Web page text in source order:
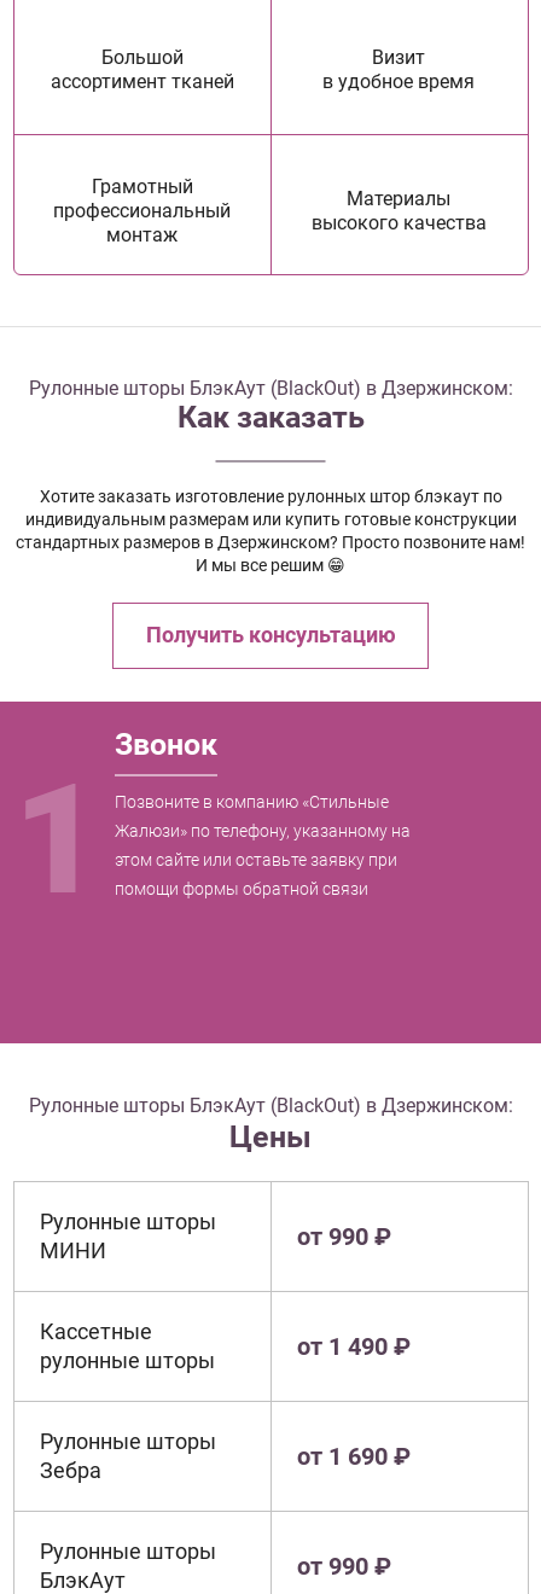
Большой
ассортимент тканей
Визит
в удобное время
Грамотный
профессиональный
монтаж
Материалы
высокого качества
Рулонные шторы БлэкАут (BlackOut) в Дзержинском:
Как заказать
Хотите заказать изготовление рулонных штор блэкаут по
индивидуальным размерам или купить готовые конструкции
стандартных размеров в Дзержинском? Просто позвоните нам!
И мы все решим 😁
Получить консультацию
1
Звонок
Позвоните в компанию «Стильные
Жалюзи» по телефону, указанному на
этом сайте или оставьте заявку при
помощи формы обратной связи
Рулонные шторы БлэкАут (BlackOut) в Дзержинском:
Цены
Рулонные шторы
МИНИ
от 990 ₽
Кассетные
рулонные шторы
от 1 490 ₽
Рулонные шторы
Зебра
от 1 690 ₽
Рулонные шторы
БлэкАут
от 990 ₽